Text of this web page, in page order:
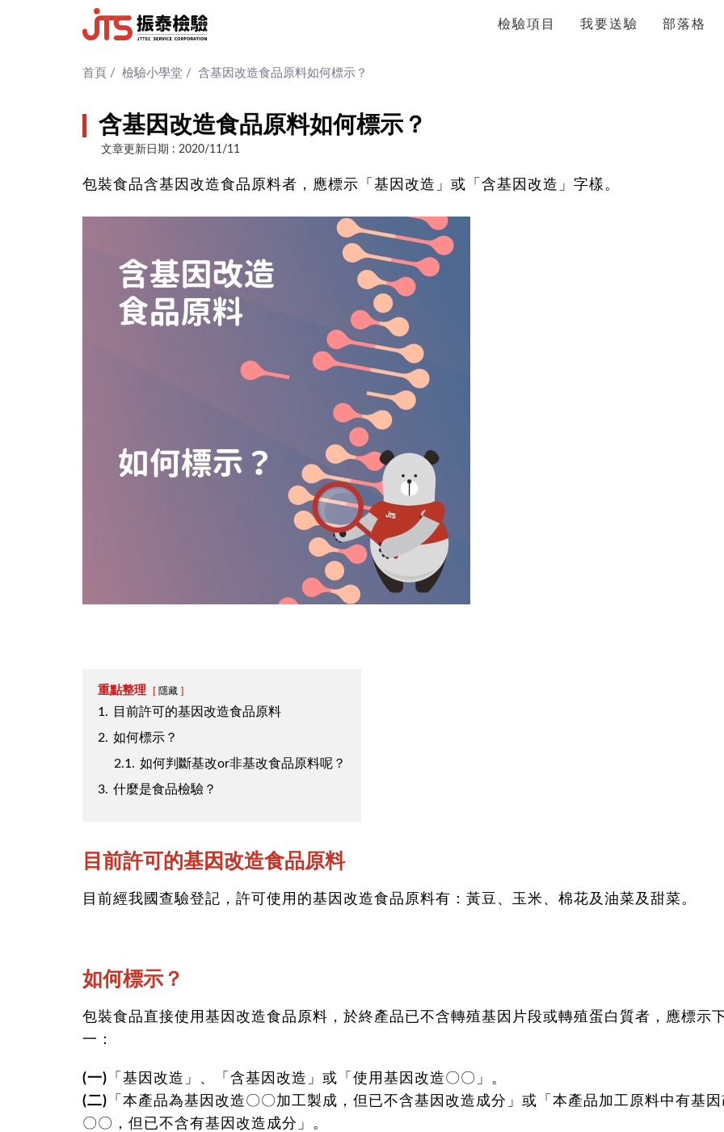
檢驗項目 我要送驗 部落格
首頁 / 檢驗小學堂 / 含基因改造食品原料如何標示？
含基因改造食品原料如何標示？
文章更新日期 : 2020/11/11
包裝食品含基因改造食品原料者，應標示「基因改造」或「含基因改造」字樣。
重點整理 隱藏
1.
目前許可的基因改造食品原料
2. 如何標示？
2.1. 如何判斷基改or非基改食品原料呢？
3. 什麼是食品檢驗？
目前許可的基因改造食品原料
目前經我國查驗登記，許可使用的基因改造食品原料有：黃豆、玉米、棉花及油菜及甜菜。
如何標示？
包裝食品直接使用基因改造食品原料，於終產品已不含轉殖基因片段或轉殖蛋白質者，應標示
一：
(一) 「基因改造」、「含基因改造」或「使用基因改造〇〇」。
(二) 「本產品為基因改造〇〇加工製成，但已不含基因改造成分」或「本產品加工原料中有基因
〇〇，但已不含有基因改造成分」。